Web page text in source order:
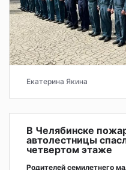
Екатерина Якина
В Челябинске
автолестницы
четвертом этаже
Родителей семилетнего